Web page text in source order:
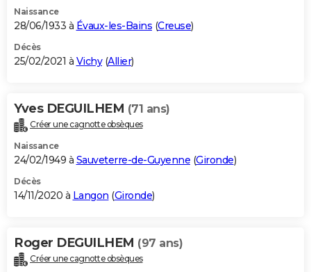
Naissance
28/06/1933 à Évaux-les-Bains (Creuse)
Décès
25/02/2021 à Vichy(Allier)
Yves DEGUILHEM (71 ans)
Créer une cagnotte obsèques
Naissance
24/02/1949 à Sauveterre-de-Guyenne (Gironde)
Décès
14/11/2020 à Langon (Gironde)
Roger DEGUILHEM (97 ans)
Créer une cagnotte obsèques